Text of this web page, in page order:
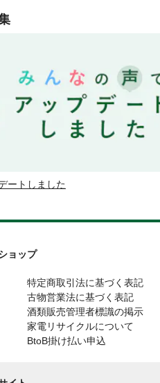
ートしました
ョップ
特定商取引法に基づく表記
古物営業法に基づく表記
酒類販売管理者標識の掲示
家電リサイクルについて
BtoB掛け払い申込